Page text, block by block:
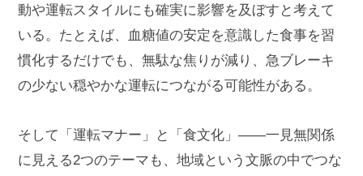
動や運転スタイルにも確実に影響を及ぼすと考えて
いる。たとえば、血糖値の安定を意識した食事を習
慣化するだけでも、無駄な焦りが減り、急ブレーキ
の少ない穏やかな運転につながる可能性がある。
そして「運転マナー」と「食文化」――一見無関係
に見える2つのテーマも、地域という文脈の中でつな